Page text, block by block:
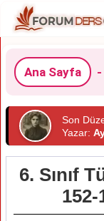
Ana Sayfa -
Son
Yazar:
6. Sınıf
152-